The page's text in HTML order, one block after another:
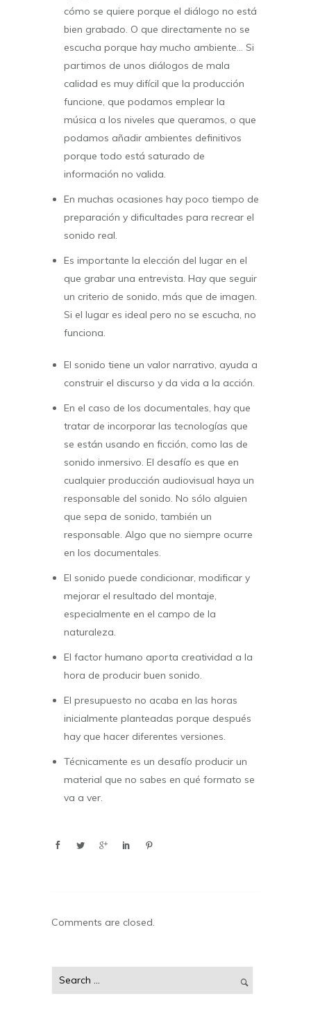
cómo se quiere porque el diálogo no está
bien grabado. O que directamente no se
escucha porque hay mucho ambiente… Si
partimos de unos diálogos de mala
calidad es muy difícil que la producción
funcione, que podamos emplear la
música a los niveles que queramos, o que
podamos añadir ambientes definitivos
porque todo está saturado de
información no valida.
En muchas ocasiones hay poco tiempo de
preparación y dificultades para recrear el
sonido real.
Es importante la elección del lugar en el
que grabar una entrevista. Hay que seguir
un criterio de sonido, más que de imagen.
Si el lugar es ideal pero no se escucha, no
funciona.
El sonido tiene un valor narrativo, ayuda a
construir el discurso y da vida a la acción.
En el caso de los documentales, hay que
tratar de incorporar las tecnologías que
se están usando en ficción, como las de
sonido inmersivo. El desafío es que en
cualquier producción audiovisual haya un
responsable del sonido. No sólo alguien
que sepa de sonido, también un
responsable. Algo que no siempre ocurre
en los documentales.
El sonido puede condicionar, modificar y
mejorar el resultado del montaje,
especialmente en el campo de la
naturaleza.
El factor humano aporta creatividad a la
hora de producir buen sonido.
El presupuesto no acaba en las horas
inicialmente planteadas porque después
hay que hacer diferentes versiones.
Técnicamente es un desafío producir un
material que no sabes en qué formato se
va a ver.
Comments are closed.